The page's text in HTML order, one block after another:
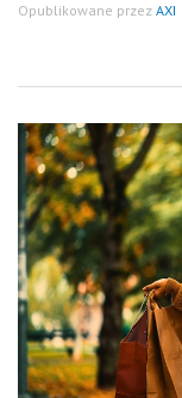
Opublikowane przez AXI